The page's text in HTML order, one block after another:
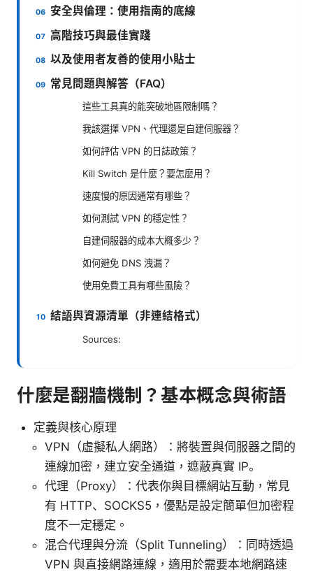
安全與倫理：使用指南的底線
高階技巧與最佳實踐
以及使用者友善的使用小貼士
常見問題與解答（FAQ）
這些工具真的能突破地區限制嗎？
我該選擇 VPN、代理還是自建伺服器？
如何評估 VPN 的日誌政策？
Kill Switch 是什麼？要怎麼用？
速度慢的原因通常有哪些？
如何測試 VPN 的穩定性？
自建伺服器的成本大概多少？
如何避免 DNS 洩漏？
使用免費工具有哪些風險？
結語與資源清單（非連結格式）
Sources:
什麼是翻牆機制？基本概念與術語
定義與核心原理
VPN（虛擬私人網路）：將裝置與伺服器之間的
連線加密，建立安全通道，遮蔽真實 IP。
代理（Proxy）：代表你與目標網站互動，常見
有 HTTP、SOCKS5，優點是設定簡單但加密程
度不一定穩定。
混合代理與分流（Split Tunneling）：同時透過
VPN 與直接網路連線，適用於需要本地網路速